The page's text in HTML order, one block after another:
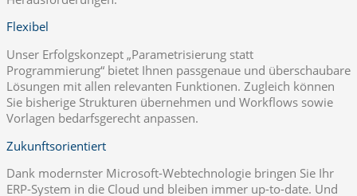
Flexibel
Unser Erfolgskonzept „Parametrisierung statt
Programmierung“ bietet Ihnen passgenaue und überschaubare
Lösungen mit allen relevanten Funktionen. Zugleich können
Sie bisherige Strukturen übernehmen und Workflows sowie
Vorlagen bedarfsgerecht anpassen.
Zukunftsorientiert
Dank modernster Microsoft-Webtechnologie bringen Sie Ihr
ERP-System in die Cloud und bleiben immer up-to-date. Und